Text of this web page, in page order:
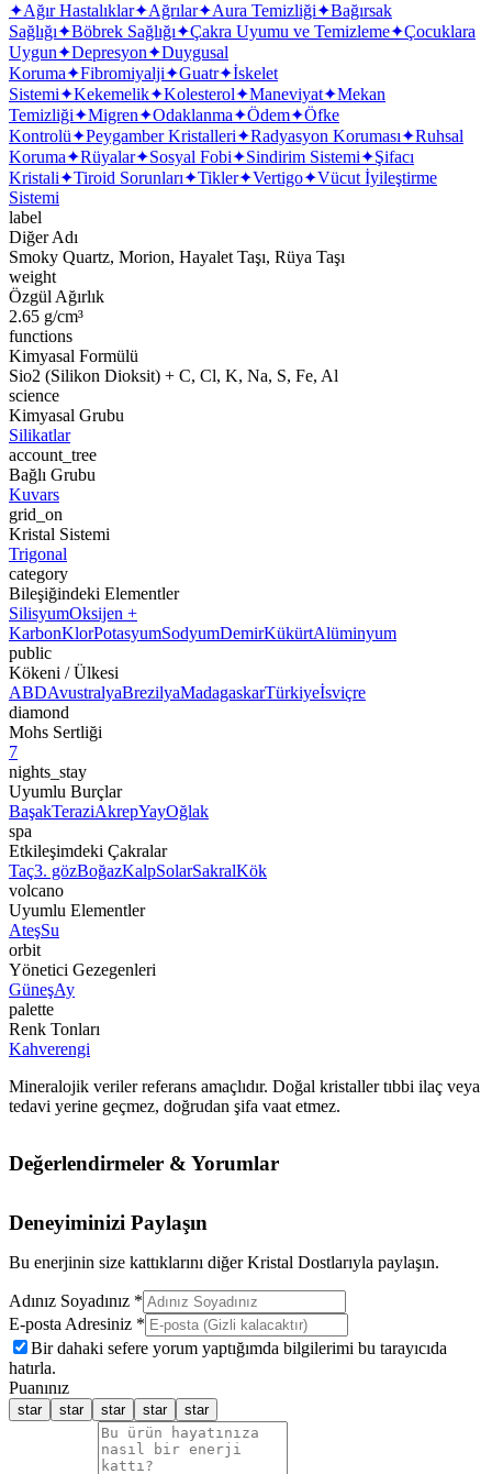
✦Ağır Hastalıklar✦Ağrılar✦Aura Temizliği✦Bağırsak
Sağlığı✦Böbrek Sağlığı✦Çakra Uyumu ve Temizleme✦Çocuklara
Uygun✦Depresyon✦Duygusal
Koruma✦Fibromiyalji✦Guatr✦İskelet
Sistemi✦Kekemelik✦Kolesterol✦Maneviyat✦Mekan
Temizliği✦Migren✦Odaklanma✦Ödem✦Öfke
Kontrolü✦Peygamber Kristalleri✦Radyasyon Koruması✦Ruhsal
Koruma✦Rüyalar✦Sosyal Fobi✦Sindirim Sistemi✦Şifacı
Kristali✦Tiroid Sorunları✦Tikler✦Vertigo✦Vücut İyileştirme
Sistemi
label
Diğer Adı
Smoky Quartz, Morion, Hayalet Taşı, Rüya Taşı
weight
Özgül Ağırlık
2.65 g/cm³
functions
Kimyasal Formülü
Sio2 (Silikon Dioksit) + C, Cl, K, Na, S, Fe, Al
science
Kimyasal Grubu
Silikatlar
account_tree
Bağlı Grubu
Kuvars
grid_on
Kristal Sistemi
Trigonal
category
Bileşiğindeki Elementler
SilisyumOksijen +
KarbonKlorPotasyumSodyumDemirKükürtAlüminyum
public
Kökeni / Ülkesi
ABDAvustralyaBrezilyaMadagaskarTürkiyeİsviçre
diamond
Mohs Sertliği
7
nights_stay
Uyumlu Burçlar
BaşakTeraziAkrepYayOğlak
spa
Etkileşimdeki Çakralar
Taç3. gözBoğazKalpSolarSakralKök
volcano
Uyumlu Elementler
AteşSu
orbit
Yönetici Gezegenleri
GüneşAy
palette
Renk Tonları
Kahverengi
Mineralojik veriler referans amaçlıdır. Doğal kristaller tıbbi ilaç veya
tedavi yerine geçmez, doğrudan şifa vaat etmez.
Değerlendirmeler & Yorumlar
Deneyiminizi Paylaşın
Bu enerjinin size kattıklarını diğer Kristal Dostlarıyla paylaşın.
Adınız Soyadınız *
E-posta Adresiniz *
Bir dahaki sefere yorum yaptığımda bilgilerimi bu tarayıcıda
hatırla.
Puanınız
star star star star star